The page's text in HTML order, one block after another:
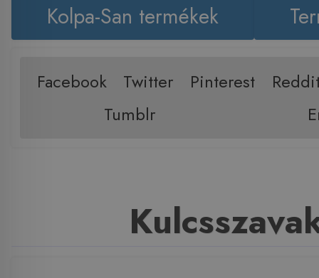
Kolpa-San termékek
Facebook Twitter Pinterest
Tumblr